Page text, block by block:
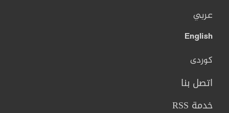
عربي
English
کوردی
اتصل بنا
خدمة RSS